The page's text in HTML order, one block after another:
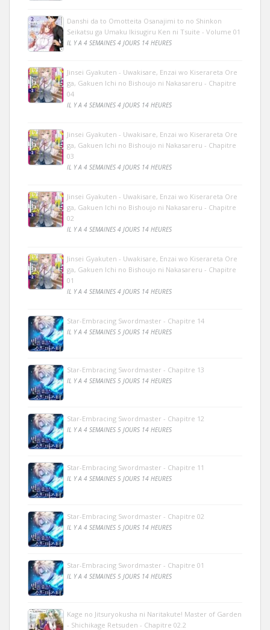
Danshi da to Omotteita Osanajimi to no Shinkon
Seikatsu ga Umaku Ikisugiru Ken ni Tsuite - Volume 01
IL Y A 4 SEMAINES 4 JOURS 14 HEURES
Jinsei Gyakuten - Uwakisare, Enzai wo Kiserareta Ore
ga, Gakuen Ichi no Bishoujo ni Nakasareru - Chapitre
04
IL Y A 4 SEMAINES 4 JOURS 14 HEURES
Jinsei Gyakuten - Uwakisare, Enzai wo Kiserareta Ore
ga, Gakuen Ichi no Bishoujo ni Nakasareru - Chapitre
03
IL Y A 4 SEMAINES 4 JOURS 14 HEURES
Jinsei Gyakuten - Uwakisare, Enzai wo Kiserareta Ore
ga, Gakuen Ichi no Bishoujo ni Nakasareru - Chapitre
02
IL Y A 4 SEMAINES 4 JOURS 14 HEURES
Jinsei Gyakuten - Uwakisare, Enzai wo Kiserareta Ore
ga, Gakuen Ichi no Bishoujo ni Nakasareru - Chapitre
01
IL Y A 4 SEMAINES 4 JOURS 14 HEURES
Star-Embracing Swordmaster - Chapitre 14
IL Y A 4 SEMAINES 5 JOURS 14 HEURES
Star-Embracing Swordmaster - Chapitre 13
IL Y A 4 SEMAINES 5 JOURS 14 HEURES
Star-Embracing Swordmaster - Chapitre 12
IL Y A 4 SEMAINES 5 JOURS 14 HEURES
Star-Embracing Swordmaster - Chapitre 11
IL Y A 4 SEMAINES 5 JOURS 14 HEURES
Star-Embracing Swordmaster - Chapitre 02
IL Y A 4 SEMAINES 5 JOURS 14 HEURES
Star-Embracing Swordmaster - Chapitre 01
IL Y A 4 SEMAINES 5 JOURS 14 HEURES
Kage no Jitsuryokusha ni Naritakute! Master of Garden
- Shichikage Retsuden - Chapitre 02.2